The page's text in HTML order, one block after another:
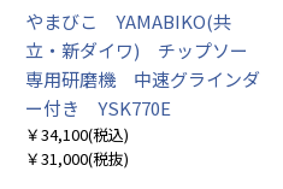
やまびこ YAMABIKO(共
立・新ダイワ) チップソー
専用研磨機 中速グラインダ
ー付き YSK770E
￥34,100(税込)
￥31,000(税抜)